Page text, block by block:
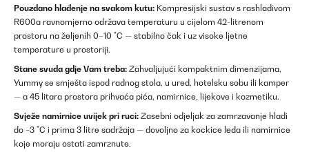
Pouzdano hlađenje na svakom kutu: Kompresijski sustav s rashladivom
R600a ravnomjerno održava temperaturu u cijelom 42-litrenom
prostoru na željenih 0–10 °C — stabilno čak i uz visoke ljetne
temperature u prostoriji.
Stane svuda gdje Vam treba: Zahvaljujući kompaktnim dimenzijama,
Yummy se smješta ispod radnog stola, u ured, hotelsku sobu ili kamper
— a 45 litara prostora prihvaća pića, namirnice, lijekove i kozmetiku.
Svježe namirnice uvijek pri ruci: Zasebni odjeljak za zamrzavanje hladi
do −3 °C i prima 3 litre sadržaja — dovoljno za kockice leda ili namirnice
koje moraju ostati zamrznute.